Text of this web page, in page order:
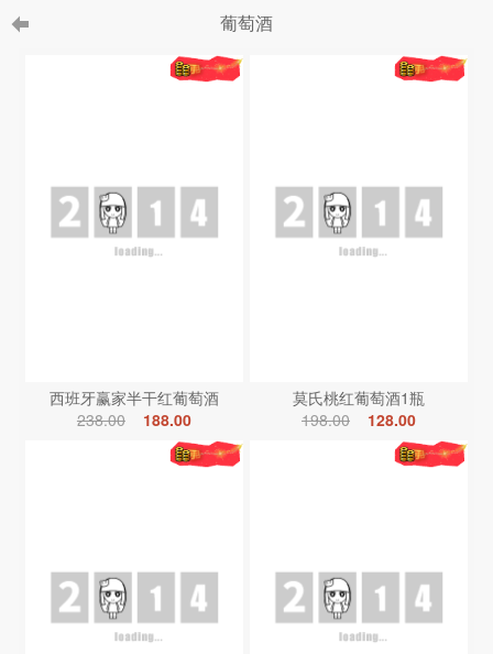
葡萄酒
西班牙赢家半干红葡萄酒
238.00
188.00
莫氏桃红葡萄酒1瓶
198.00
128.00